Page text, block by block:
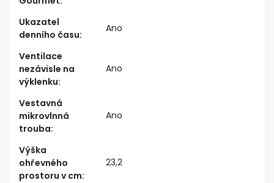
Ukazatel
denního času:
Ano
Ventilace
nezávisle na
výklenku:
Ano
Vestavná
mikrovlnná
trouba:
Ano
Výška
ohřevného
prostoru v cm:
23,2